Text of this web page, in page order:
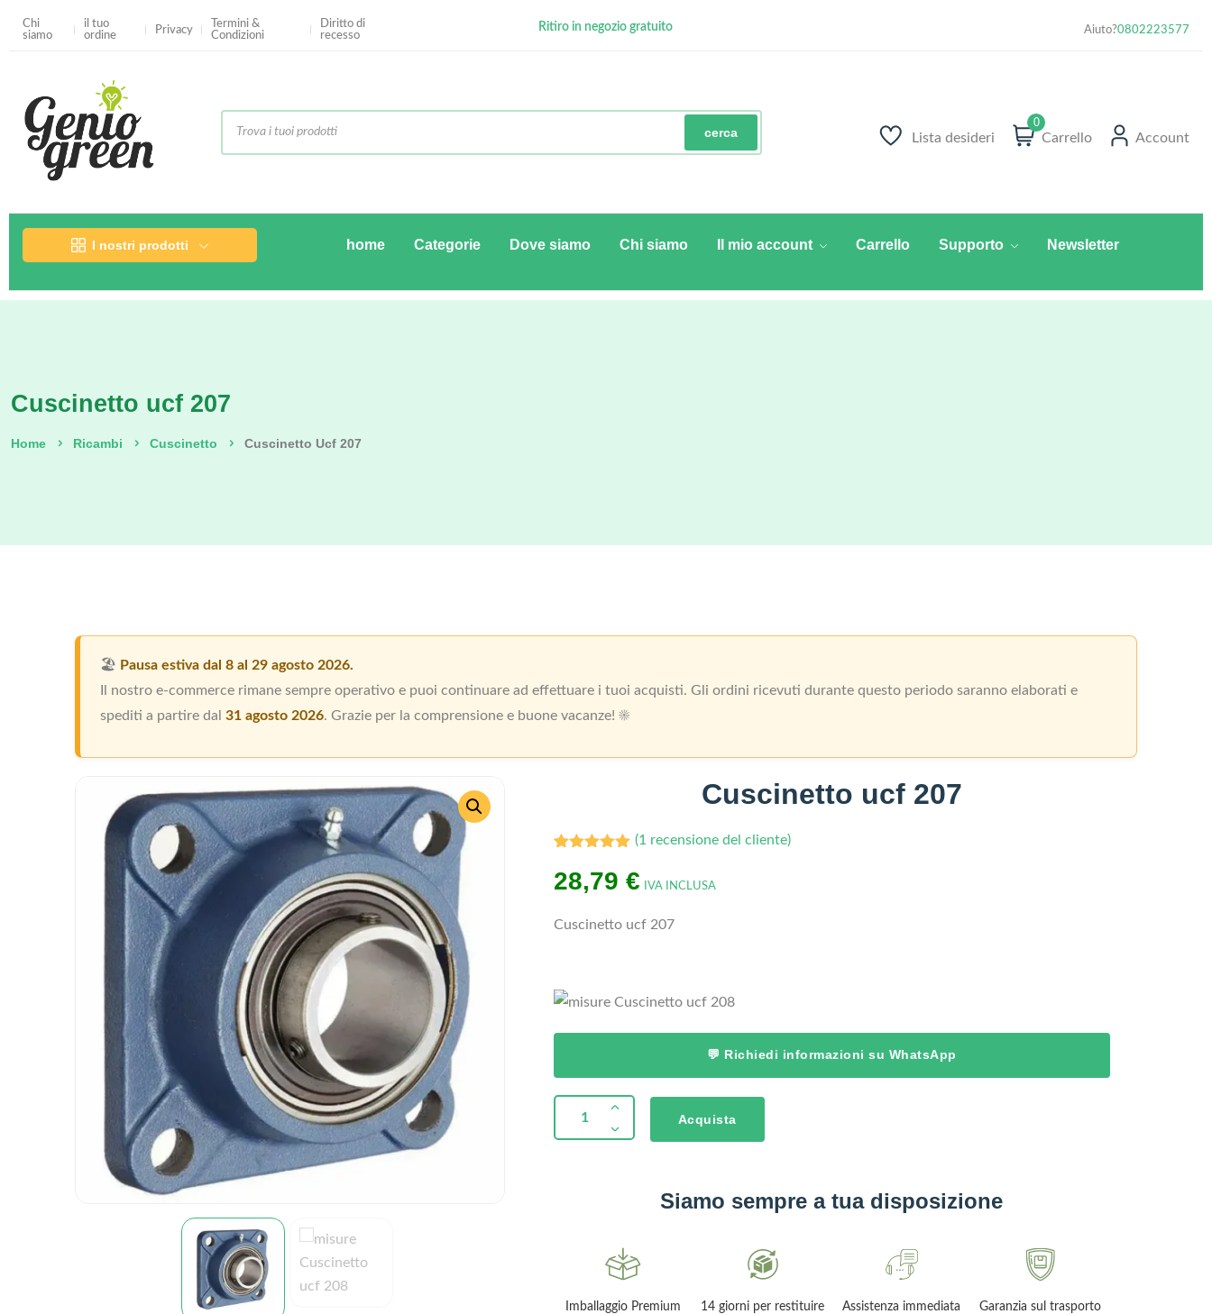
Chi
siamo
il tuo
ordine
Privacy
Termini &
Condizioni
Diritto di
recesso
Ritiro in negozio gratuito
Aiuto?0802223577
cerca Lista desideri
0
Carrello Account
I nostri prodotti home Categorie Dove siamo Chi siamo Il mio account Carrello Supporto Newsletter
Cuscinetto ucf 207
Home Ricambi Cuscinetto Cuscinetto Ucf 207
🏖️ Pausa estiva dal 8 al 29 agosto 2026.
Il nostro e-commerce rimane sempre operativo e puoi continuare ad effettuare i tuoi acquisti. Gli ordini ricevuti durante questo periodo saranno elaborati e
spediti a partire dal 31 agosto 2026. Grazie per la comprensione e buone vacanze! ☀️
Cuscinetto ucf 207
5.00
su 5
su base
recensioni
(1 recensione del cliente)
28,79 € IVA INCLUSA
Cuscinetto ucf 207
💬 Richiedi informazioni su WhatsApp
Acquista
Siamo sempre a tua disposizione
Imballaggio Premium 14 giorni per restituire Assistenza immediata Garanzia sul trasporto